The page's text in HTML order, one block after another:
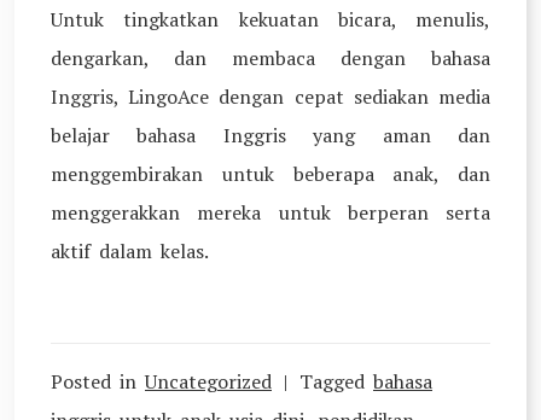
Untuk tingkatkan kekuatan bicara, menulis,
dengarkan, dan membaca dengan bahasa
Inggris, LingoAce dengan cepat sediakan media
belajar bahasa Inggris yang aman dan
menggembirakan untuk beberapa anak, dan
menggerakkan mereka untuk berperan serta
aktif dalam kelas.
Posted inUncategorized Tagged bahasa